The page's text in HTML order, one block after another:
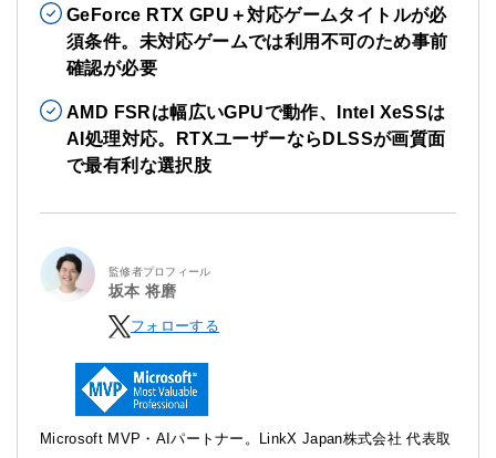
GeForce RTX GPU＋対応ゲームタイトルが必
須条件。未対応ゲームでは利用不可のため事前
確認が必要
AMD FSRは幅広いGPUで動作、Intel XeSSは
AI処理対応。RTXユーザーならDLSSが画質面
で最有利な選択肢
監修者プロフィール
坂本 将磨
フォローする
Microsoft MVP・AIパートナー。LinkX Japan株式会社 代表取